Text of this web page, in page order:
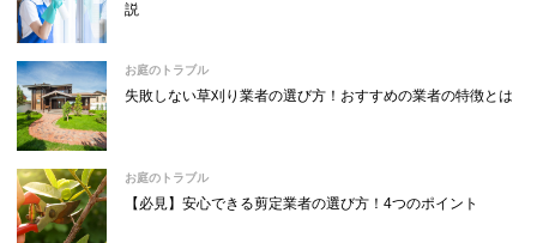
説
お庭のトラブル
失敗しない草刈り業者の選び方！おすすめの業者の特徴とは
お庭のトラブル
【必見】安心できる剪定業者の選び方！4つのポイント